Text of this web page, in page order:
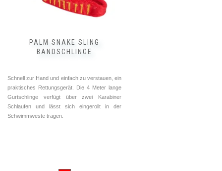
PALM SNAKE SLING
BANDSCHLINGE
Schnell zur Hand und einfach zu verstauen, ein
praktisches Rettungsgerät. Die 4 Meter lange
Gurtschlinge verfügt über zwei Karabiner
Schlaufen und lässt sich eingerollt in der
Schwimmweste tragen.